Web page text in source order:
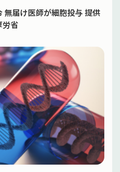
無届け医師が細胞投与 提供
労省